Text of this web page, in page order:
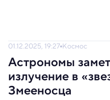
01.12.2025, 19:27 Космос
Астрономы
излучение в
Змееносца